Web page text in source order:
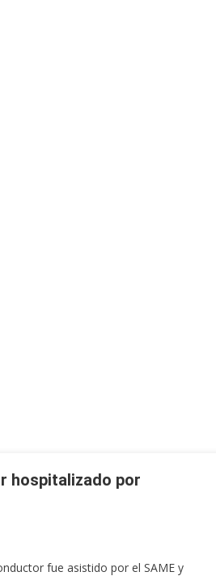
hospitalizado por
fue asistido por el SAME y